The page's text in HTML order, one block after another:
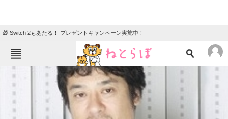
🎁 Switch 2もあたる！ プレゼントキャンペーン実施中！
ねとらぼメニュー
TOP ニュース
エンタメ クイズ